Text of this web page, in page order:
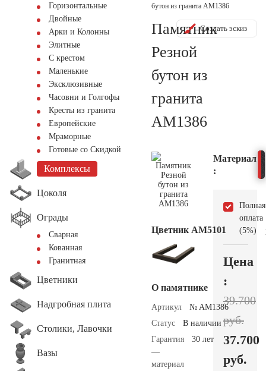
Горизонтальные
Двойные
Арки и Колонны
Элитные
С крестом
Маленькие
Эксклюзивные
Часовни и Голгофы
Кресты из гранита
Европейские
Мраморные
Готовые со Скидкой
Комплексы
Цоколя
Ограды
Сварная
Кованная
Гранитная
Цветники
Надгробная плита
Столики, Лавочки
Вазы
бутон из гранита AM1386
Памятник
Резной
бутон из
гранита
AM1386
Создать эскиз
Цветник АМ5101
О памятнике
Артикул
№ AM1386
Статус
В наличии
Гарантия
—
материал
30 лет
Материал
:
Полная
оплата
(5%)
Цена
:
39.700
руб.
37.700
руб.